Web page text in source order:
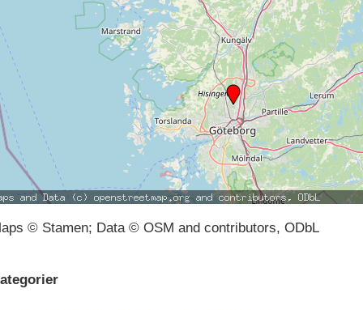
© Stamen; Data © OSM and contributors, ODbL